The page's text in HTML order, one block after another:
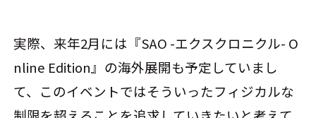
実際、来年2月には『SAO -エクスクロニクル- O
nline Edition』の海外展開も予定していまし
て、このイベントではそういったフィジカルな